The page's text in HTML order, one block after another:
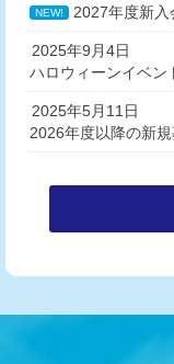
NEW! 2027年度新
2025年9月4日
ハロウィーンイベン
2025年5月11日
2026年度以降の新